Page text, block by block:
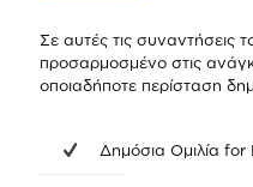
Σε αυτές τις συναντήσεις
προσαρμοσμένο στις
οποιαδήποτε περίσταση
Δημόσια Ομιλία for